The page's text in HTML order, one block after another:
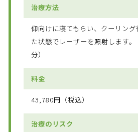
治療方法
仰向けに寝てもらい、クーリン
た状態でレーザーを照射します。
分）
料金
43,780円（税込）
治療のリスク